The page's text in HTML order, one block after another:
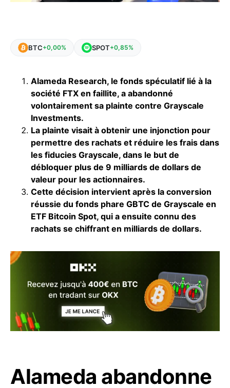
BTC+0,00% SPOT+0,85%
Alameda Research, le fonds spéculatif lié à la
société FTX en faillite, a abandonné
volontairement sa plainte contre Grayscale
Investments.
La plainte visait à obtenir une injonction pour
permettre des rachats et réduire les frais dans
les fiducies Grayscale, dans le but de
débloquer plus de 9 milliards de dollars de
valeur pour les actionnaires.
Cette décision intervient après la conversion
réussie du fonds phare GBTC de Grayscale en
ETF Bitcoin Spot, qui a ensuite connu des
rachats se chiffrant en milliards de dollars.
Alameda abandonne